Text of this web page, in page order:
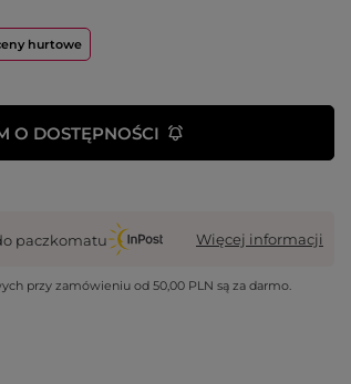
hurtowe
O DOSTĘPNOŚCI
paczkomatu Więcej informacji
przy zamówieniu od50,00 PLN są za darmo.